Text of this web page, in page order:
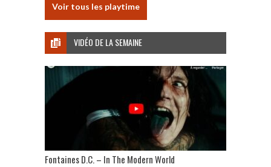
Voir tous les playtime
VIDÉO DE LA SEMAINE
Fontaines D.C. – In The Modern World